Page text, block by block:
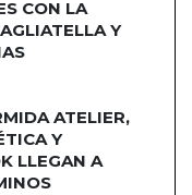
CON LA
Y
ATELIER,
Y
LLEGAN A